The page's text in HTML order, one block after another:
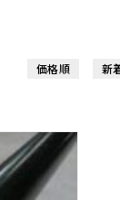
価格順
新